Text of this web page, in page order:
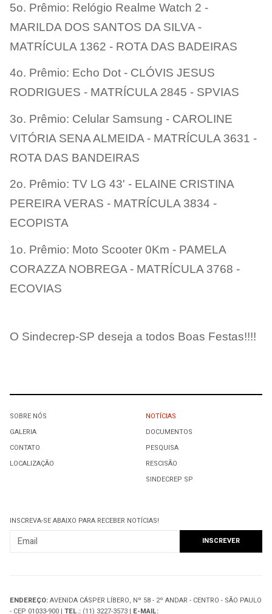
5o. Prêmio: Relógio Realme Watch 2 -
MARILDA DOS SANTOS DA SILVA -
MATRÍCULA 1362 - ROTA DAS BADEIRAS
4o. Prêmio: Echo Dot - CLÓVIS JESUS
RODRIGUES - MATRÍCULA 2845 - SPVIAS
3o. Prêmio: Celular Samsung - CAROLINE
VITÓRIA SENA ALMEIDA - MATRÍCULA 3631 -
ROTA DAS BANDEIRAS
2o. Prêmio: TV LG 43' - ELAINE CRISTINA
PEREIRA VERAS - MATRÍCULA 3834 -
ECOPISTA
1o. Prêmio: Moto Scooter 0Km - PAMELA
CORAZZA NOBREGA - MATRÍCULA 3768 -
ECOVIAS
O Sindecrep-SP deseja a todos Boas Festas!!!!
SOBRE NÓS
GALERIA
CONTATO
LOCALIZAÇÃO
NOTÍCIAS
DOCUMENTOS
PESQUISA
RESCISÃO
SINDECREP SP
INSCREVA-SE ABAIXO PARA RECEBER NOTÍCIAS!
ENDEREÇO:AVENIDA CÁSPER LÍBERO, Nº 58 - 2º ANDAR - CENTRO - SÃO PAULO
- CEP 01033-900 | TEL.: (11) 3227-3573 | E-MAIL: